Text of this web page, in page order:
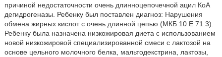
причиной недостаточности очень длинноцепочечной ацил КоА
дегидрогеназы. Ребенку был поставлен диагноз: Нарушения
обмена жирных кислот с очень длинной цепью (МКБ 10 Е 71.3).
Ребенку была назначена низкожировая диета с использованием
новой низкожировой специализированной смеси с лактозой на
основе цельного молочного белка, мальтодекстрина, лактозы,